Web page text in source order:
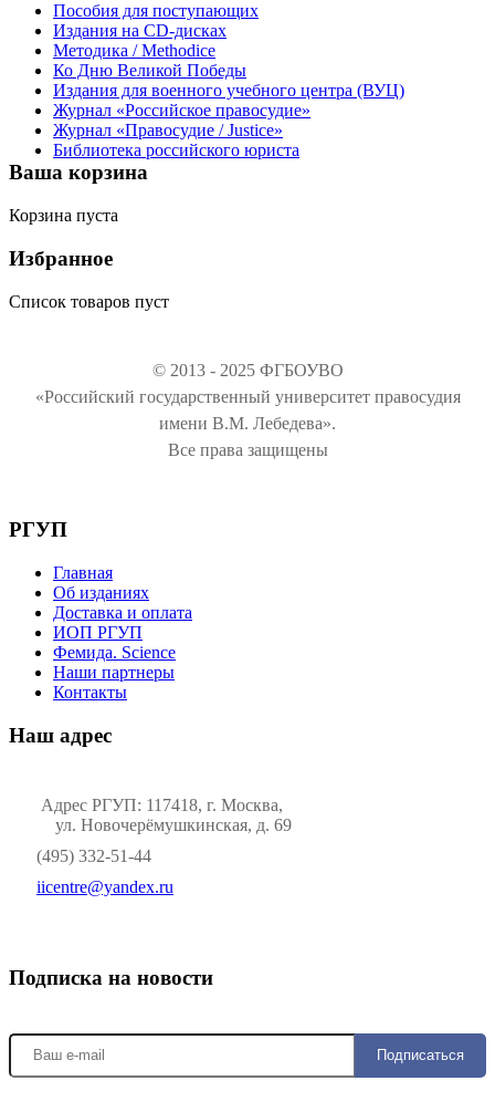
Пособия для поступающих
Издания на CD-дисках
Методика / Methodice
Ко Дню Великой Победы
Издания для военного учебного центра (ВУЦ)
Журнал «Российское правосудие»
Журнал «Правосудие / Justice»
Библиотека российского юриста
Ваша корзина
Корзина пуста
Избранное
Список товаров пуст
© 2013 - 2025 ФГБОУВО
«Российский государственный университет правосудия
имени В.М. Лебедева».
Все права защищены
РГУП
Главная
Об изданиях
Доставка и оплата
ИОП РГУП
Фемида. Science
Наши партнеры
Контакты
Наш адрес
Адрес РГУП: 117418, г. Москва,
ул. Новочерёмушкинская, д. 69
(495) 332-51-44
iicentre@yandex.ru
Подписка на новости
Подписаться